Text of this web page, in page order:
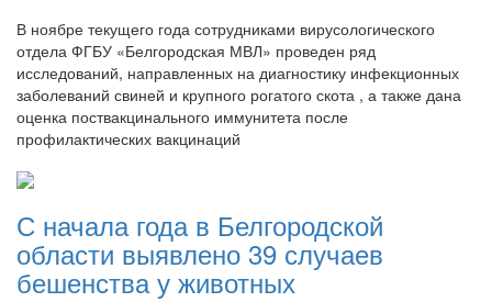
В ноябре текущего года сотрудниками вирусологического
отдела ФГБУ «Белгородская МВЛ» проведен ряд
исследований, направленных на диагностику инфекционных
заболеваний свиней и крупного рогатого скота , а также дана
оценка поствакцинального иммунитета после
профилактических вакцинаций
С начала года в Белгородской
области выявлено 39 случаев
бешенства у животных